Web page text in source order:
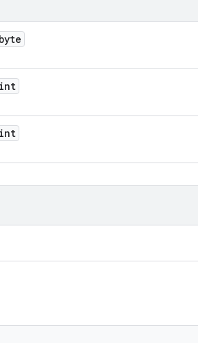
byte
int
int